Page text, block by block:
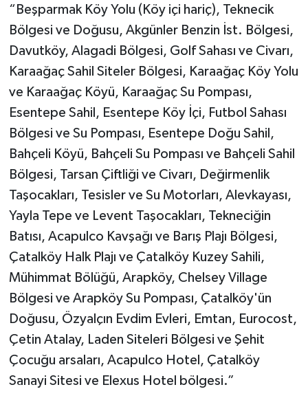
“Beşparmak Köy Yolu (Köy içi hariç), Teknecik
Bölgesi ve Doğusu, Akgünler Benzin İst. Bölgesi,
Davutköy, Alagadi Bölgesi, Golf Sahası ve Civarı,
Karaağaç Sahil Siteler Bölgesi, Karaağaç Köy Yolu
ve Karaağaç Köyü, Karaağaç Su Pompası,
Esentepe Sahil, Esentepe Köy İçi, Futbol Sahası
Bölgesi ve Su Pompası, Esentepe Doğu Sahil,
Bahçeli Köyü, Bahçeli Su Pompası ve Bahçeli Sahil
Bölgesi, Tarsan Çiftliği ve Civarı, Değirmenlik
Taşocakları, Tesisler ve Su Motorları, Alevkayası,
Yayla Tepe ve Levent Taşocakları, Tekneciğin
Batısı, Acapulco Kavşağı ve Barış Plajı Bölgesi,
Çatalköy Halk Plajı ve Çatalköy Kuzey Sahili,
Mühimmat Bölüğü, Arapköy, Chelsey Village
Bölgesi ve Arapköy Su Pompası, Çatalköy'ün
Doğusu, Özyalçın Evdim Evleri, Emtan, Eurocost,
Çetin Atalay, Laden Siteleri Bölgesi ve Şehit
Çocuğu arsaları, Acapulco Hotel, Çatalköy
Sanayi Sitesi ve Elexus Hotel bölgesi.”